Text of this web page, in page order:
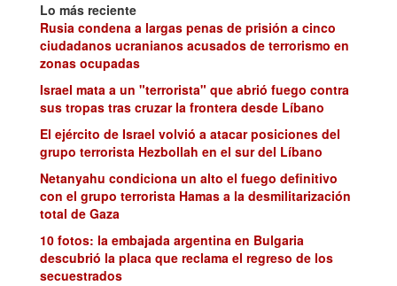
Lo más reciente
Rusia condena a largas penas de prisión a cinco
ciudadanos ucranianos acusados de terrorismo en
zonas ocupadas
Israel mata a un "terrorista" que abrió fuego contra
sus tropas tras cruzar la frontera desde Líbano
El ejército de Israel volvió a atacar posiciones del
grupo terrorista Hezbollah en el sur del Líbano
Netanyahu condiciona un alto el fuego definitivo
con el grupo terrorista Hamas a la desmilitarización
total de Gaza
10 fotos: la embajada argentina en Bulgaria
descubrió la placa que reclama el regreso de los
secuestrados